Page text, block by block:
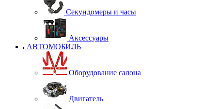
Секундомеры и часы
Аксессуары
АВТОМОБИЛЬ
Оборудование салона
Двигатель